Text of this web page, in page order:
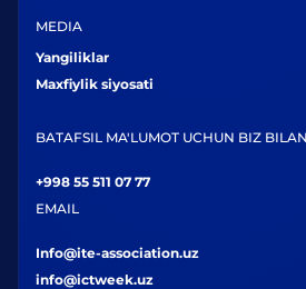
MEDIA
Yangiliklar
Maxfiylik siyosati
BATAFSIL MA'LUMOT UCHUN BIZ
+998 55 511 07 77
EMAIL
Info@ite-association.uz
info@ictweek.uz